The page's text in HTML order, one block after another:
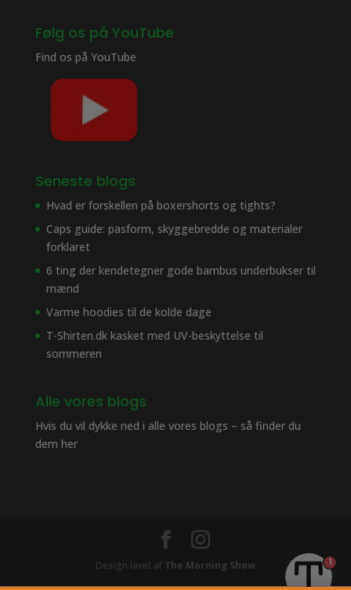
Følg os på YouTube
Find os på YouTube
Seneste blogs
Hvad er forskellen på boxershorts og tights?
Caps guide: pasform, skyggebredde og materialer
forklaret
6 ting der kendetegner gode bambus underbukser til
mænd
Varme hoodies til de kolde dage
T-Shirten.dk kasket med UV-beskyttelse til
sommeren
Alle vores blogs
Hvis du vil dykke ned i alle vores blogs – så finder du
dem her
Design lavet af The Morning Show 1